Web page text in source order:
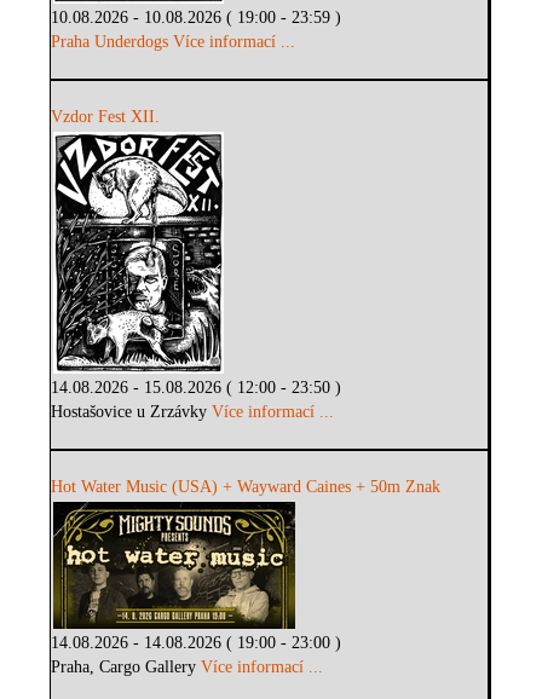
10.08.2026 - 10.08.2026 ( 19:00 - 23:59 )
Praha Underdogs Více informací ...
Vzdor Fest XII.
14.08.2026 - 15.08.2026 ( 12:00 - 23:50 )
Hostašovice u ZrzávkyVíce informací ...
Hot Water Music (USA) + Wayward Caines + 50m Znak
14.08.2026 - 14.08.2026 ( 19:00 - 23:00 )
Praha, Cargo GalleryVíce informací ...